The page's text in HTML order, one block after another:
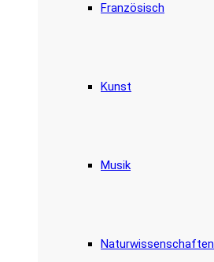
Französisch
Kunst
Musik
Naturwissenschaften